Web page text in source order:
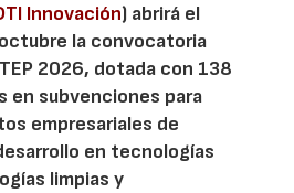
Innovación) abrirá el
la convocatoria
2026, dotada con 138
en subvenciones para
empresariales de
en tecnologías
limpias y